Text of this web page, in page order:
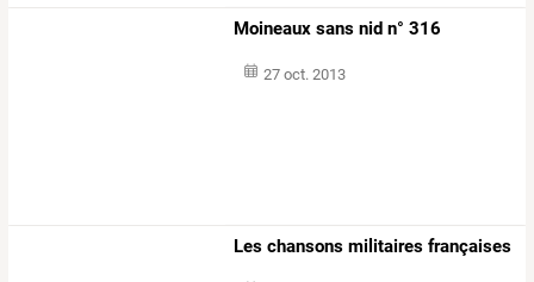
Moineaux sans nid n° 316
27 oct. 2013
Les chansons militaires françaises